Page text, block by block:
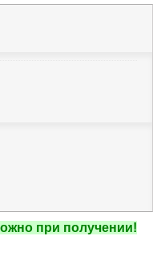
при получении!